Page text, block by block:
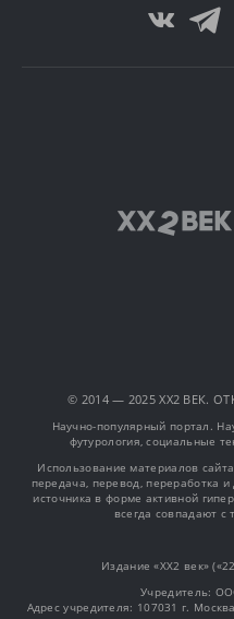
© 2014 — 2025 XX2 ВЕК.
Научно-популярный портал.
футурология, социальные
Использование материалов
передача, перевод, переработка и
источника в форме активной
всегда совпадают с
Издание «XX2 век»
Учредитель:
Адрес учредителя: 107031 г.